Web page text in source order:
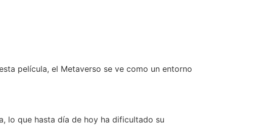
película, el Metaverso se ve como un entorno
lo que hasta día de hoy ha dificultado su